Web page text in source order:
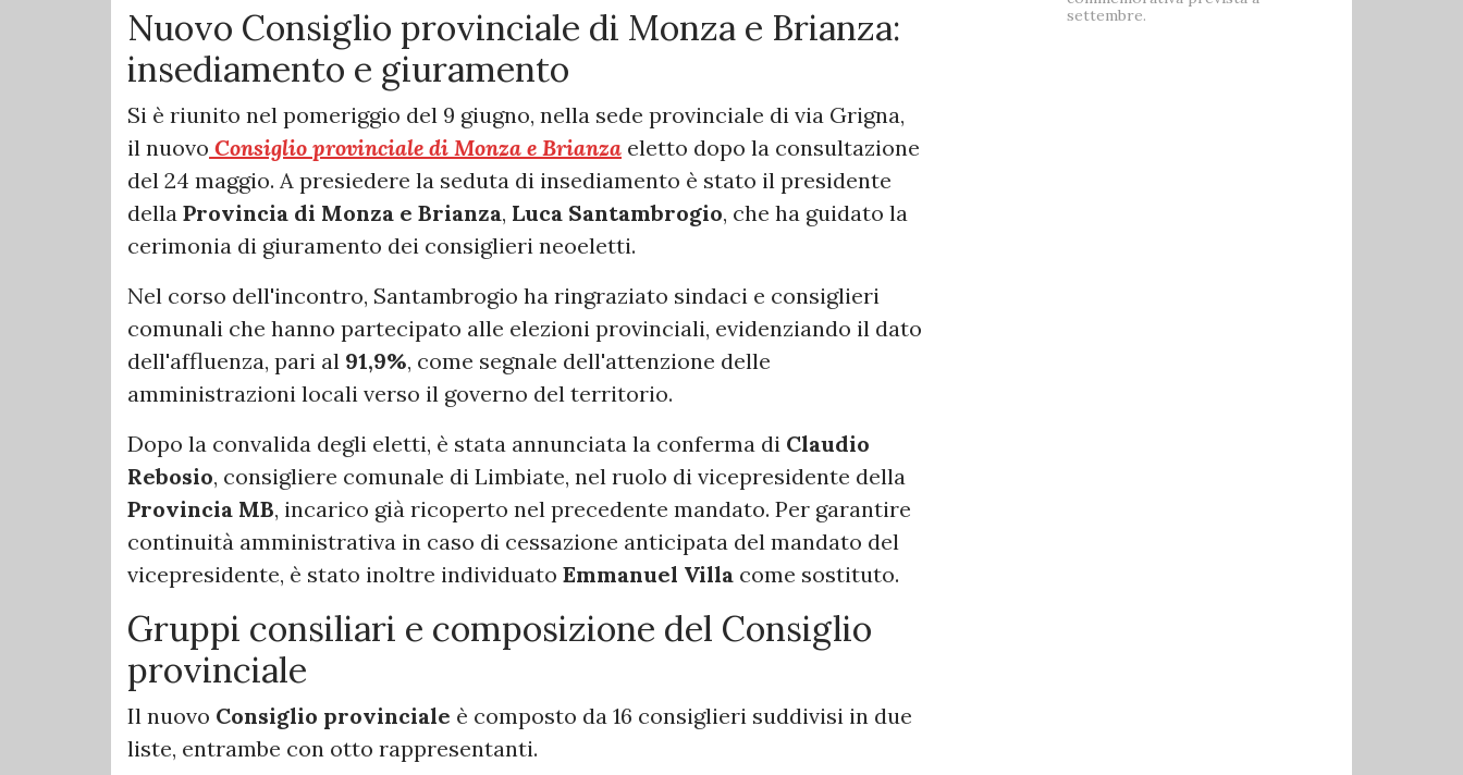
Nuovo Consiglio provinciale di Monza e Brianza:
insediamento e giuramento
Si è riunito nel pomeriggio del 9 giugno, nella sede provinciale di via Grigna,
il nuovo Consiglio provinciale di Monza e Brianza eletto dopo la consultazione
del 24 maggio. A presiedere la seduta di insediamento è stato il presidente
della Provincia di Monza e Brianza, Luca Santambrogio, che ha guidato la
cerimonia di giuramento dei consiglieri neoeletti.
Nel corso dell'incontro, Santambrogio ha ringraziato sindaci e consiglieri
comunali che hanno partecipato alle elezioni provinciali, evidenziando il dato
dell'affluenza, pari al 91,9%, come segnale dell'attenzione delle
amministrazioni locali verso il governo del territorio.
Dopo la convalida degli eletti, è stata annunciata la conferma di Claudio
Rebosio, consigliere comunale di Limbiate, nel ruolo di vicepresidente della
Provincia MB, incarico già ricoperto nel precedente mandato. Per garantire
continuità amministrativa in caso di cessazione anticipata del mandato del
vicepresidente, è stato inoltre individuato Emmanuel Villa come sostituto.
Gruppi consiliari e composizione del Consiglio
provinciale
Il nuovo Consiglio provinciale è composto da 16 consiglieri suddivisi in due
liste, entrambe con otto rappresentanti.
settembre.